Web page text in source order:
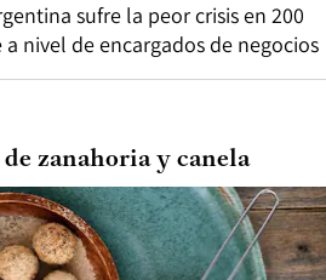
sufre la peor crisis en 200
nivel de encargados de negocios
zanahoria y canela